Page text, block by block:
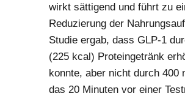
wirkt sättigend und führt zu
Reduzierung der
Studie ergab, dass GLP-1
(225 kcal) Proteingetränk
konnte, aber nicht durch 400
das 20 Minuten vor einer